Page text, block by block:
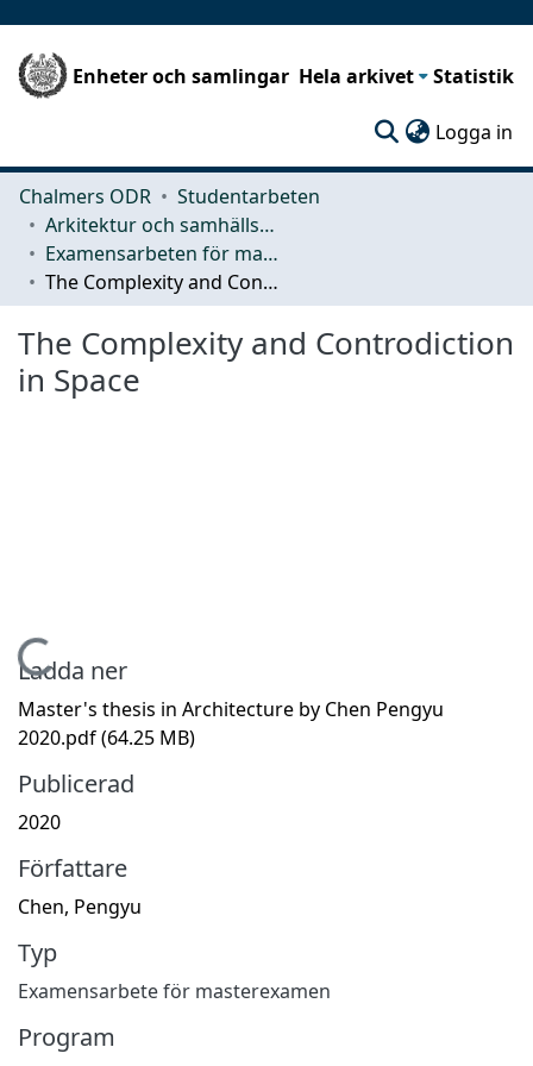
Enheter och samlingar Hela arkivet Statistik
Logga in
Chalmers ODR
Studentarbeten
Arkitektur och samhällsbyggnadsteknik (ACE)
Examensarbeten för masterexamen
The Complexity and Controdiction in Space
The Complexity and Controdiction
in Space
Hämtar...
Ladda ner
Master's thesis in Architecture by Chen Pengyu
2020.pdf(64.25 MB)
Publicerad
2020
Författare
Chen, Pengyu
Typ
Examensarbete för masterexamen
Program